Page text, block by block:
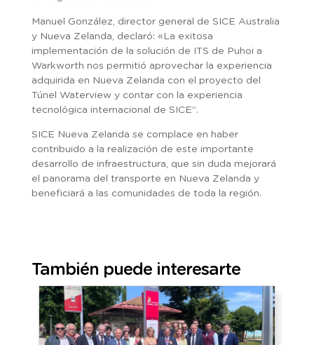
Manuel González, director general de SICE Australia
y Nueva Zelanda, declaró: «La exitosa
implementación de la solución de ITS de Puhoi a
Warkworth nos permitió aprovechar la experiencia
adquirida en Nueva Zelanda con el proyecto del
Túnel Waterview y contar con la experiencia
tecnológica internacional de SICE”.
SICE Nueva Zelanda se complace en haber
contribuido a la realización de este importante
desarrollo de infraestructura, que sin duda mejorará
el panorama del transporte en Nueva Zelanda y
beneficiará a las comunidades de toda la región.
También puede interesarte